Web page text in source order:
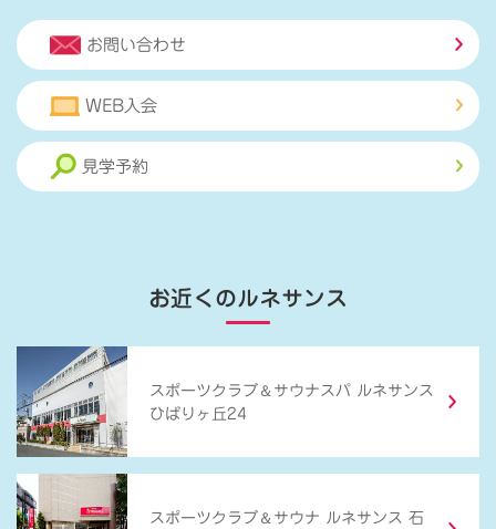
お問い合わせ
WEB入会
見学予約
お近くのルネサンス
スポーツクラブ ＆ サウナスパ ルネサンス
ひばりヶ丘24
スポーツクラブ ＆ サウナ ルネサンス 石